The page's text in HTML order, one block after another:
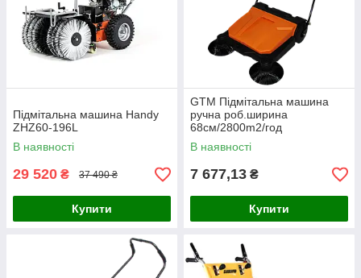
Підмітальна машина Handy
ZHZ60-196L
В наявності
29 520 ₴ 37 490 ₴
Купити
GTM Підмітальна машина
ручна роб.ширина
68см/2800m2/год
В наявності
7 677,13 ₴
Купити